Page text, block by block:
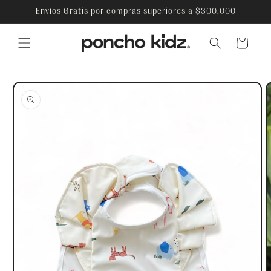
directamente
al contenido
Envíos Gratis por compras superiores a $300.000
Carrito
directamente
información